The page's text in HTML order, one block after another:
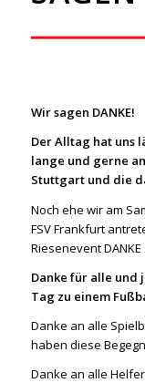
Wir sagen DANKE!
Der Alltag hat uns
lange und gerne
Stuttgart und die
Noch ehe wir am
FSV Frankfurt
Riesenevent DANKE
Danke für alle und
Tag zu einem
Danke an alle
haben diese
Danke an alle